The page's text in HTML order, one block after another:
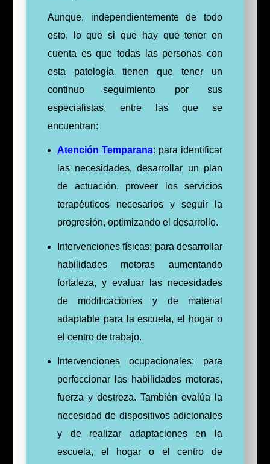
Aunque, independientemente de todo
esto, lo que si que hay que tener en
cuenta es que todas las personas con
esta patología tienen que tener un
continuo seguimiento por sus
especialistas, entre las que se
encuentran:
Atención Temparana: para identificar
las necesidades, desarrollar un plan
de actuación, proveer los servicios
terapéuticos necesarios y seguir la
progresión, optimizando el desarrollo.
Intervenciones físicas: para desarrollar
habilidades motoras aumentando
fortaleza, y evaluar las necesidades
de modificaciones y de material
adaptable para la escuela, el hogar o
el centro de trabajo.
Intervenciones ocupacionales: para
perfeccionar las habilidades motoras,
fuerza y destreza. También evalúa la
necesidad de dispositivos adicionales
y de realizar adaptaciones en la
escuela, el hogar o el centro de